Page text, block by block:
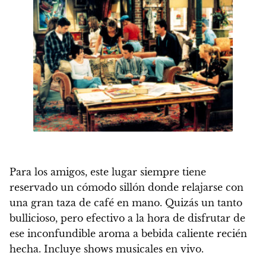
Para los amigos, este lugar siempre tiene
reservado un cómodo sillón donde relajarse con
una gran taza de café en mano. Quizás un tanto
bullicioso, pero efectivo a la hora de disfrutar de
ese inconfundible aroma a bebida caliente recién
hecha. Incluye shows musicales en vivo.